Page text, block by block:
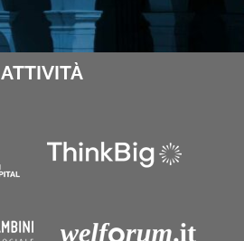
ATTIVITÀ